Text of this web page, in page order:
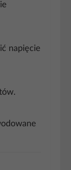
napięcie